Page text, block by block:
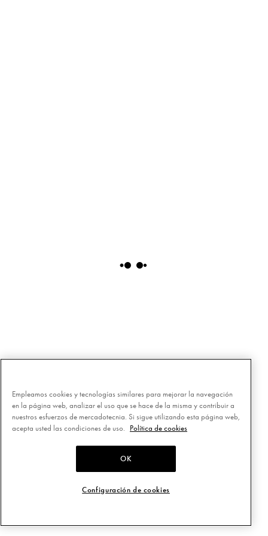
Empleamos cookies y tecnologías similares para mejorar la navegación
en la página web, analizar el uso que se hace de la misma y contribuir a
nuestros esfuerzos de mercadotecnia. Si sigue utilizando esta página web,
acepta usted las condiciones de uso.
Política de cookies
OK
Configuración de cookies